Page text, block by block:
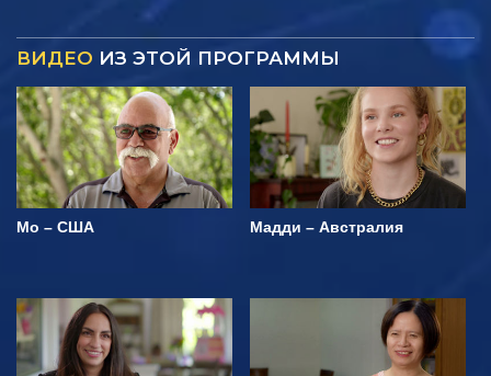
ВИДЕО ИЗ ЭТОЙ ПРОГРАММЫ
Мо – США Мадди – Австралия